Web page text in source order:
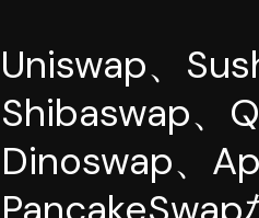
Uniswap、
Shibaswap、
Dinoswap、